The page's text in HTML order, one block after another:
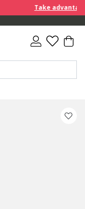
Take advantage